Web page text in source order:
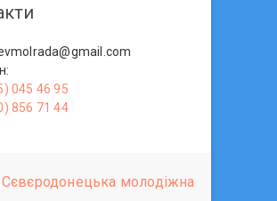
045 46 95
856 71 44
Сєвєродонецька молодіжна